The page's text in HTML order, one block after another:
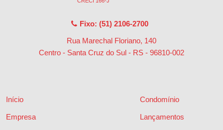
Fixo: (51) 2106-2700
Rua Marechal Floriano, 140
Centro - Santa Cruz do Sul - RS - 96810-002
Início
Empresa
Condomínio
Lançamentos